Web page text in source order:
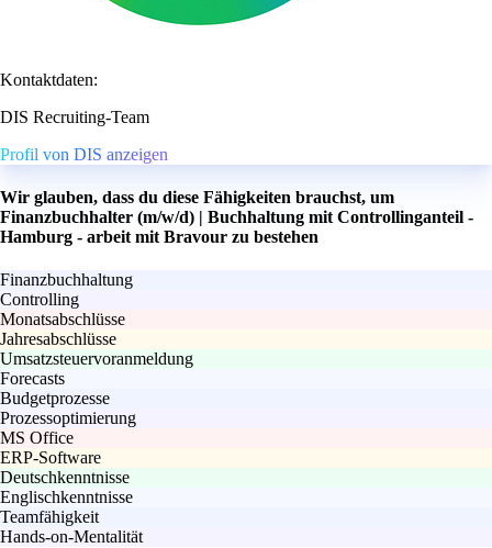
Kontaktdaten:
DIS Recruiting-Team
Profil von DIS anzeigen
Wir glauben, dass du diese Fähigkeiten brauchst, um
Finanzbuchhalter (m/w/d) | Buchhaltung mit Controllinganteil -
Hamburg - arbeit mit Bravour zu bestehen
Finanzbuchhaltung
Controlling
Monatsabschlüsse
Jahresabschlüsse
Umsatzsteuervoranmeldung
Forecasts
Budgetprozesse
Prozessoptimierung
MS Office
ERP-Software
Deutschkenntnisse
Englischkenntnisse
Teamfähigkeit
Hands-on-Mentalität